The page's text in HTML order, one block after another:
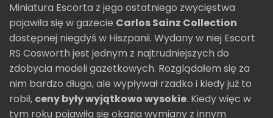
Miniatura Escorta z jego ostatniego zwycięstwa
pojawiła się w gazecie Carlos Sainz Collection
dostępnej niegdyś w Hiszpanii. Wydany w niej Escort
RS Cosworth jest jednym z najtrudniejszych do
zdobycia modeli gazetkowych. Rozglądałem się za
nim bardzo długo, ale wypływał rzadko i kiedy już to
robił, ceny były wyjątkowo wysokie. Kiedy więc w
tym roku pojawiła się okazja wymiany z innym